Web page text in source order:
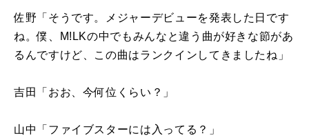
佐野「そうです。メジャーデビューを発表した日です
ね。僕、M!LKの中でもみんなと違う曲が好きな節があ
るんですけど、この曲はランクインしてきましたね」
吉田「おお、今何位くらい？」
山中「ファイブスターには入ってる？」